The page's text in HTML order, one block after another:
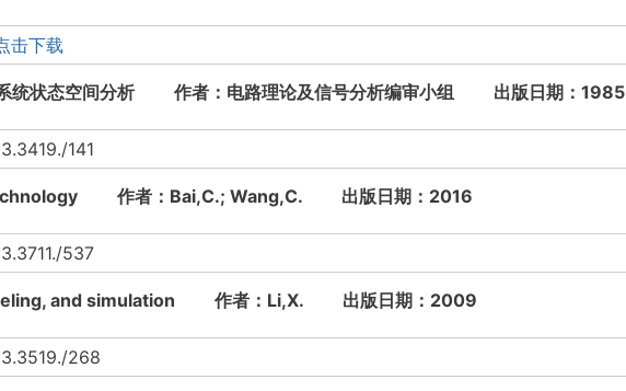
击下载
, 系统状态空间分析 作者：电路理论及信号分析编审小组 出版日期：1985
141
作者：Bai,C.; Wang,C. 出版日期：2016
537
and simulation 作者：Li,X. 出版日期：2009
268